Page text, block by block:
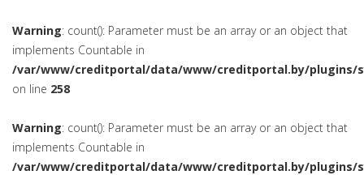
Warning: count(): Parameter must be an array or an object that
implements Countable in
/var/www/creditportal/data/www/creditportal.by/plugins/
on line 258
Warning: count(): Parameter must be an array or an object that
implements Countable in
/var/www/creditportal/data/www/creditportal.by/plugins/